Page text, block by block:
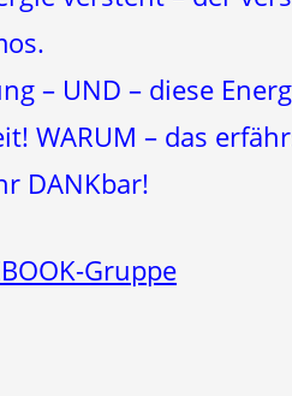
– UND – diese
WARUM – das
DANKbar!
Gruppe